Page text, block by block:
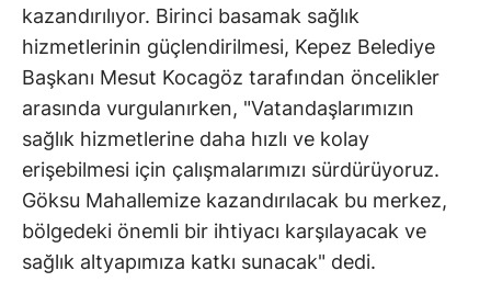
kazandırılıyor. Birinci basamak sağlık
hizmetlerinin güçlendirilmesi, Kepez Belediye
Başkanı Mesut Kocagöz tarafından öncelikler
arasında vurgulanırken, "Vatandaşlarımızın
sağlık hizmetlerine daha hızlı ve kolay
erişebilmesi için çalışmalarımızı sürdürüyoruz.
Göksu Mahallemize kazandırılacak bu merkez,
bölgedeki önemli bir ihtiyacı karşılayacak ve
sağlık altyapımıza katkı sunacak" dedi.